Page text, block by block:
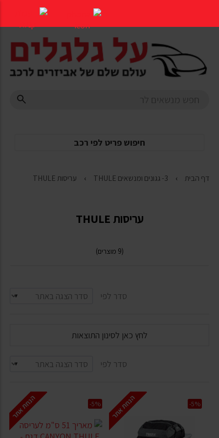
העמוד
חיפוש פריט לפי רכב
דף הבית 3- גגונים ומנשאים THULE עריסות THULE
עריסות THULE
(9 מוצרים)
סדר לפי
לחץ כאן לסינון התוצאות
סדר לפי
הנחת אתר -5% הנחת אתר -5%